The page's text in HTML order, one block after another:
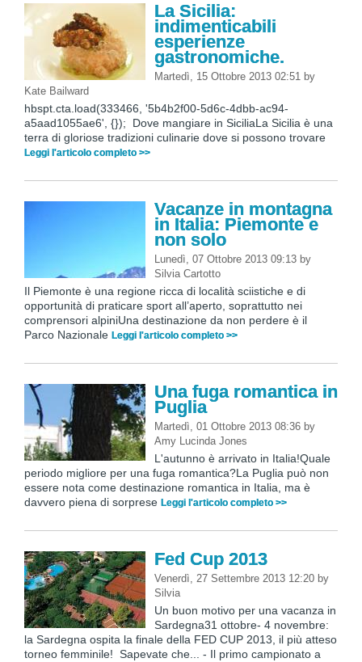
La Sicilia:
indimenticabili
esperienze
gastronomiche.
Martedì, 15 Ottobre 2013 02:51 by
Kate Bailward
hbspt.cta.load(333466, '5b4b2f00-5d6c-4dbb-ac94-
a5aad1055ae6', {}); Dove mangiare in SiciliaLa Sicilia è una
terra di gloriose tradizioni culinarie dove si possono trovare
Leggi l'articolo completo >>
Vacanze in montagna
in Italia: Piemonte e
non solo
Lunedì, 07 Ottobre 2013 09:13 by
Silvia Cartotto
Il Piemonte è una regione ricca di località sciistiche e di
opportunità di praticare sport all’aperto, soprattutto nei
comprensori alpiniUna destinazione da non perdere è il
Parco Nazionale Leggi l'articolo completo >>
Una fuga romantica in
Puglia
Martedì, 01 Ottobre 2013 08:36 by
Amy Lucinda Jones
L'autunno è arrivato in Italia!Quale
periodo migliore per una fuga romantica?La Puglia può non
essere nota come destinazione romantica in Italia, ma è
davvero piena di sorprese Leggi l'articolo completo >>
Fed Cup 2013
Venerdì, 27 Settembre 2013 12:20 by
Silvia
Un buon motivo per una vacanza in
Sardegna31 ottobre- 4 novembre:
la Sardegna ospita la finale della FED CUP 2013, il più atteso
torneo femminile! Sapevate che... - Il primo campionato a